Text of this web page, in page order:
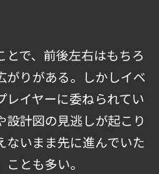
で、前後左右はもちろ
がりがある。しかしイベ
レイヤーに委ねられてい
設計図の見逃しが起こり
ないまま先に進んでいた
とも多い。